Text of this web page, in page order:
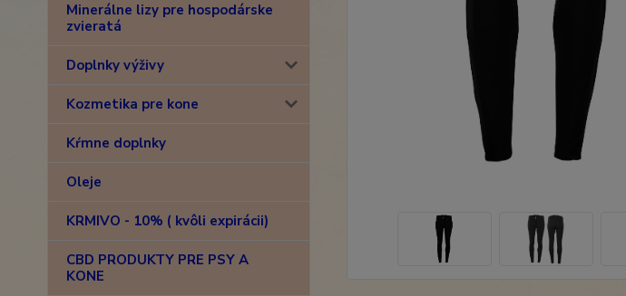
Minerálne lizy pre hospodárske
zvieratá
Doplnky výživy
Kozmetika pre kone
Kŕmne doplnky
Oleje
KRMIVO - 10% ( kvôli expirácii)
CBD PRODUKTY PRE PSY A
KONE